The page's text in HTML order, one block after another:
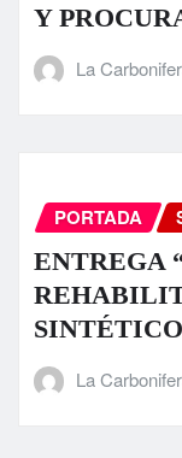
Y
La
PORTADA
ENTREGA
La